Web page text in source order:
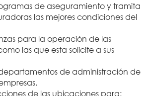
de aseguramiento y tramita
las mejores condiciones del
para la operación de las
las que esta solicite a sus
de administración de
de las ubicaciones para: